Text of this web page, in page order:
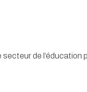
de l’éducation